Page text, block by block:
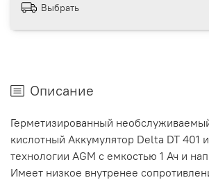
Выбрать
Описание
Герметизированный
кислотный Аккумулятор Delta DT 401
технологии AGM с емкостью 1 Ач и
Имеет низкое внутренее